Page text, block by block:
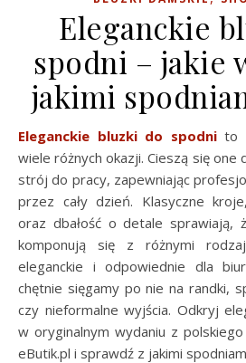
Eleganckie
spodni – jakie
jakimi
Eleganckie bluzki do spodnito
wiele różnych okazji. Cieszą się one
strój do pracy, zapewniając
przez cały dzień. Klasyczne
oraz dbałość o detale sprawiają,
komponują się z różnymi
eleganckie i odpowiednie dla
chętnie sięgamy po nie na randki,
czy nieformalne wyjścia. Odkryj
w oryginalnym wydaniu z
eButik.pl i sprawdź z jakimi